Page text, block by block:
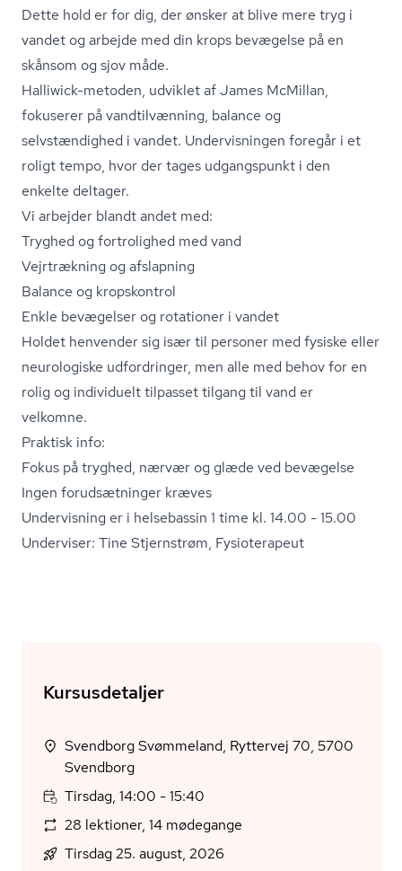
Dette hold er for dig, der ønsker at blive mere tryg i
vandet og arbejde med din krops bevægelse på en
skånsom og sjov måde.
Halliwick-metoden, udviklet af James McMillan,
fokuserer på vandtilvænning, balance og
selvstændighed i vandet. Undervisningen foregår i et
roligt tempo, hvor der tages udgangspunkt i den
enkelte deltager.
Vi arbejder blandt andet med:
Tryghed og fortrolighed med vand
Vejrtrækning og afslapning
Balance og kropskontrol
Enkle bevægelser og rotationer i vandet
Holdet henvender sig især til personer med fysiske eller
neurologiske udfordringer, men alle med behov for en
rolig og individuelt tilpasset tilgang til vand er
velkomne.
Praktisk info:
Fokus på tryghed, nærvær og glæde ved bevægelse
Ingen forudsætninger kræves
Undervisning er i helsebassin 1 time kl. 14.00 - 15.00
Underviser: Tine Stjernstrøm, Fysioterapeut
Kursusdetaljer
Svendborg Svømmeland, Ryttervej 70, 5700
Svendborg
Tirsdag, 14:00 - 15:40
28 lektioner, 14 mødegange
Tirsdag 25. august, 2026